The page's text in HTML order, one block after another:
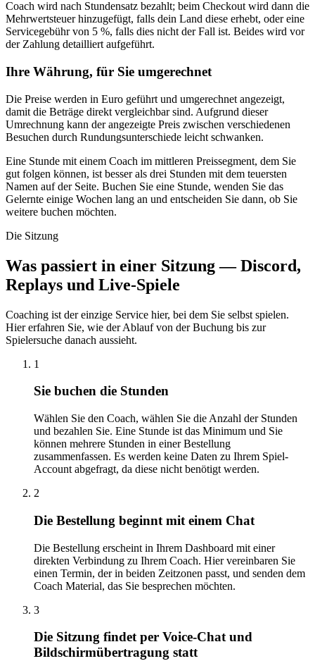
Coach wird nach Stundensatz bezahlt; beim Checkout wird dann die
Mehrwertsteuer hinzugefügt, falls dein Land diese erhebt, oder eine
Servicegebühr von 5 %, falls dies nicht der Fall ist. Beides wird vor
der Zahlung detailliert aufgeführt.
Ihre Währung, für Sie umgerechnet
Die Preise werden in Euro geführt und umgerechnet angezeigt,
damit die Beträge direkt vergleichbar sind. Aufgrund dieser
Umrechnung kann der angezeigte Preis zwischen verschiedenen
Besuchen durch Rundungsunterschiede leicht schwanken.
Eine Stunde mit einem Coach im mittleren Preissegment, dem Sie
gut folgen können, ist besser als drei Stunden mit dem teuersten
Namen auf der Seite. Buchen Sie eine Stunde, wenden Sie das
Gelernte einige Wochen lang an und entscheiden Sie dann, ob Sie
weitere buchen möchten.
Die Sitzung
Was passiert in einer Sitzung — Discord,
Replays und Live-Spiele
Coaching ist der einzige Service hier, bei dem Sie selbst spielen.
Hier erfahren Sie, wie der Ablauf von der Buchung bis zur
Spielersuche danach aussieht.
1
Sie buchen die Stunden
Wählen Sie den Coach, wählen Sie die Anzahl der Stunden
und bezahlen Sie. Eine Stunde ist das Minimum und Sie
können mehrere Stunden in einer Bestellung
zusammenfassen. Es werden keine Daten zu Ihrem Spiel-
Account abgefragt, da diese nicht benötigt werden.
2
Die Bestellung beginnt mit einem Chat
Die Bestellung erscheint in Ihrem Dashboard mit einer
direkten Verbindung zu Ihrem Coach. Hier vereinbaren Sie
einen Termin, der in beiden Zeitzonen passt, und senden dem
Coach Material, das Sie besprechen möchten.
3
Die Sitzung findet per Voice-Chat und
Bildschirmübertragung statt